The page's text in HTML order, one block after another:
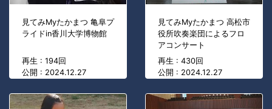
見てみMyたかまつ 亀阜プ
ライドin香川大学博物館
再生 : 194回
公開 : 2024.12.27
見てみMyたかまつ 高松市
役所吹奏楽団によるフロ
アコンサート
再生 : 430回
公開 : 2024.12.27